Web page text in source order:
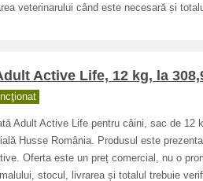
veterinarului când este necesară și
Active Life, 12 kg, la
Adult Active Life pentru câini, sac de 12
Husse România. Produsul este
Oferta este un preț comercial, nu o
stocul, livrarea și totalul trebuie